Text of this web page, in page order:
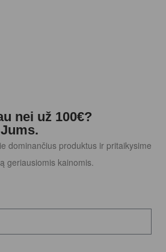
nei už 100€?
dominančius produktus ir pritaikysime
geriausiomis kainomis.